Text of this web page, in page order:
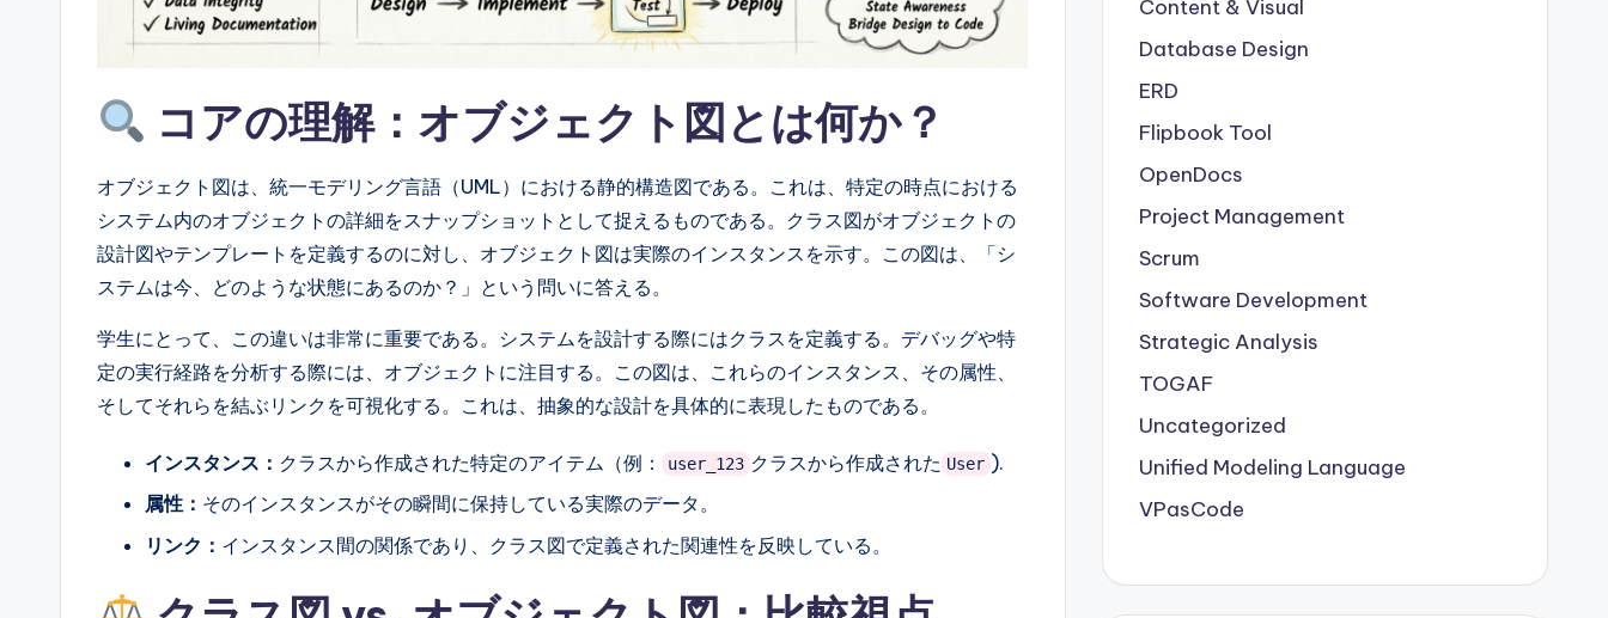
&
it
コアの理解：オブジェクト図とは何か？
オブジェクト図は、統一モデリング言語（UML）における静的構造図である。これは、特定の時点における
システム内のオブジェクトの詳細をスナップショットとして捉えるものである。クラス図がオブジェクトの
設計図やテンプレートを定義するのに対し、オブジェクト図は実際のインスタンスを示す。この図は、「シ
ステムは今、どのような状態にあるのか？」という問いに答える。
学生にとって、この違いは非常に重要である。システムを設計する際にはクラスを定義する。デバッグや特
定の実行経路を分析する際には、オブジェクトに注目する。この図は、これらのインスタンス、その属性、
そしてそれらを結ぶリンクを可視化する。これは、抽象的な設計を具体的に表現したものである。
インスタンス： クラスから作成された特定のアイテム（例： user_123 クラスから作成された User ).
属性： そのインスタンスがその瞬間に保持している実際のデータ。
リンク： インスタンス間の関係であり、クラス図で定義された関連性を反映している。
Content & Visual
Database Design
ERD
Flipbook Tool
OpenDocs
Project Management
Scrum
Software Development
Strategic Analysis
TOGAF
Uncategorized
Unified Modeling Language
VPasCode